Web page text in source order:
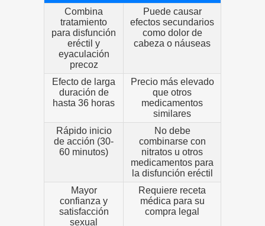
Combina
tratamiento
para disfunción
eréctil y
eyaculación
precoz
Puede causar
efectos secundarios
como dolor de
cabeza o náuseas
Efecto de larga
duración de
hasta 36 horas
Precio más elevado
que otros
medicamentos
similares
Rápido inicio
de acción (30-
60 minutos)
No debe
combinarse con
nitratos u otros
medicamentos para
la disfunción eréctil
Mayor
confianza y
satisfacción
sexual
Requiere receta
médica para su
compra legal